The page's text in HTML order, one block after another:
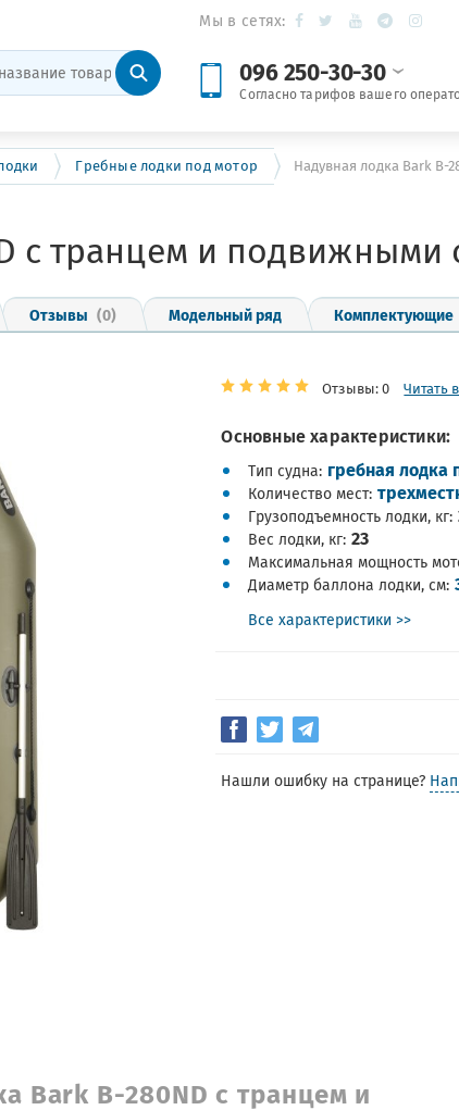
Мы в сетях:
096 250-30-30
Согласно тарифов вашего
Гребные лодки под мотор Надувная лодка Bark
с транцем и подвижными
Отзывы (0) Модельный ряд Комплектующие
Отзывы: 0 Читать
Основные характеристики:
Тип судна гребная лодка
Количество мест
Грузоподъемность лодки, кг
Вес лодки, кг 23
Максимальная мощность
Диаметр баллона лодки, см
Все характеристики >>
Нашли ошибку на странице?
Bark B-280ND с транцем и